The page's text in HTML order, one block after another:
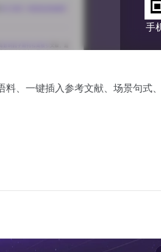
手
、一键插入参考文献、场景句式